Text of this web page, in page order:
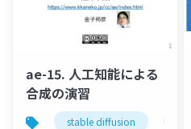
ae-15. 人工知能による
合成の演習
stable diffusion